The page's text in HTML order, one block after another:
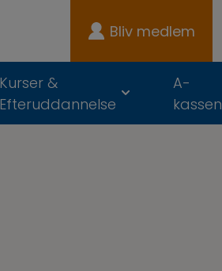
Bliv medlem
Kurser &
Efteruddannelse
A-
kassen